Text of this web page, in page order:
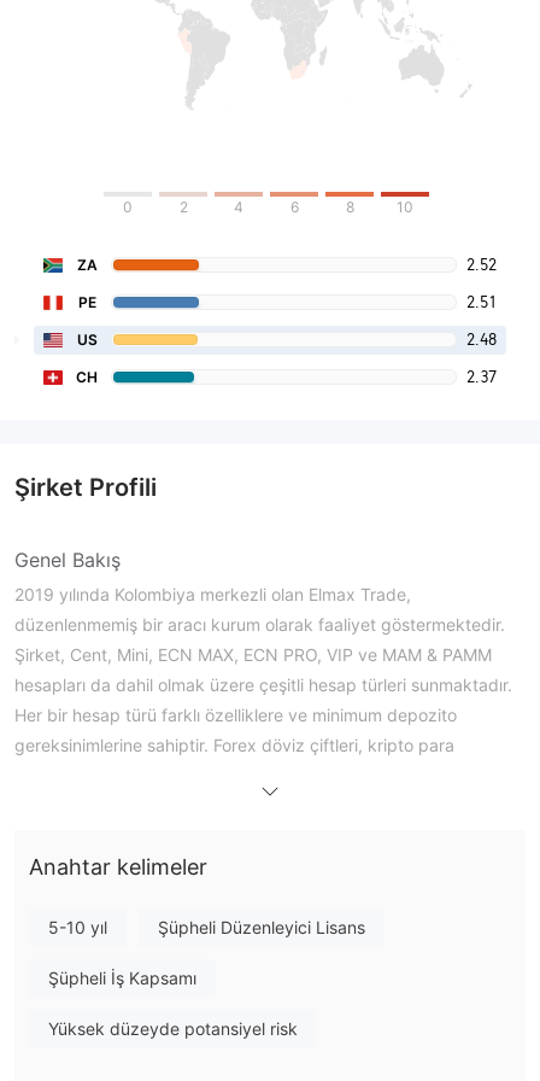
0 2 4 6 8 10
ZA 2.52
PE 2.51
US 2.48
CH 2.37
Şirket Profili
Genel Bakış
2019 yılında Kolombiya merkezli olan Elmax Trade,
düzenlenmemiş bir aracı kurum olarak faaliyet göstermektedir.
Şirket, Cent, Mini, ECN MAX, ECN PRO, VIP ve MAM & PAMM
hesapları da dahil olmak üzere çeşitli hesap türleri sunmaktadır.
Her bir hesap türü farklı özelliklere ve minimum depozito
gereksinimlerine sahiptir. Forex döviz çiftleri, kripto para
farklı spreadler sunmaktadır. Telefon, e-posta ve iletişim formu
yöntemleri ve demo hesapların mevcudiyeti hakkında belirli
Trade brokerini tercih etmeden önce dikkatli olmalı ve detaylı
Anahtar kelimeler
5-10 yıl Şüpheli Düzenleyici Lisans
Şüpheli İş Kapsamı
Yüksek düzeyde potansiyel risk